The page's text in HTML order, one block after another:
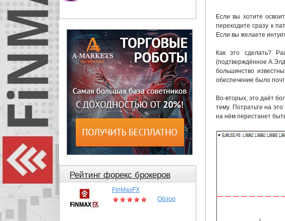
Если вы хотите
переходите сразу к
Если вы желаете
Как это сделать?
(подтверждённое
большинство
обеспечение было
Во-вторых, это даёт
тему. Потратьте на
на нём перестанет
Рейтинг форекс брокеров
FinMaxFX
Обзор